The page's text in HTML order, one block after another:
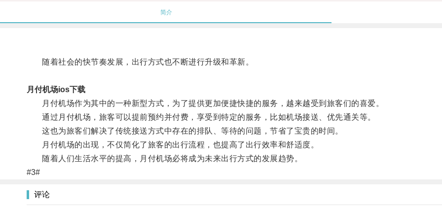
简介
随着社会的快节奏发展，出行方式也不断进行升级和革新。
月付机场ios下载
月付机场作为其中的一种新型方式，为了提供更加便捷快捷的服务，越来越受到旅客们的喜爱。
通过月付机场，旅客可以提前预约并付费，享受到特定的服务，比如机场接送、优先通关等。
这也为旅客们解决了传统接送方式中存在的排队、等待的问题，节省了宝贵的时间。
月付机场的出现，不仅简化了旅客的出行流程，也提高了出行效率和舒适度。
随着人们生活水平的提高，月付机场必将成为未来出行方式的发展趋势。
#3#
评论